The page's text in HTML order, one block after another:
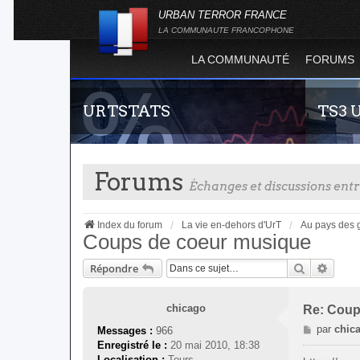
URBAN TERROR FRANCE
LA COMMUNAUTE FRANCOPHONE
LA COMMUNAUTÉ FORUMS
URTSTATS
Statistiques globales et en temps réel de la
l'évolution du nombre de joueurs sur Urban
TS3
Envie de
vous
Forums Échanges et discussions
Index du forum La vie en-dehors d'UrT Au pays des
Coups de coeur musique
Répondre Rechercher
chicago
Messages : 966
Enregistré le : 20 mai 2010, 18:38
Re:
M
e
s
par